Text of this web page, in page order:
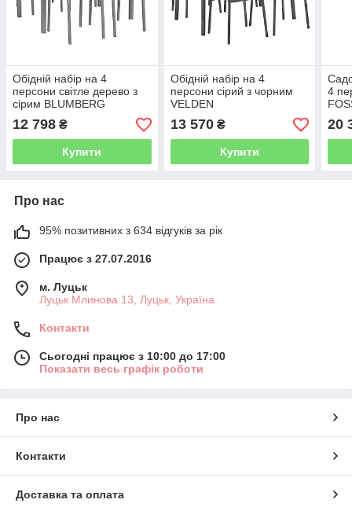
Обідній набір на 4
персони світле дерево з
сірим BLUMBERG
12 798 ₴
Купити
Обідній набір на 4
персони сірий з чорним
VELDEN
13 570₴
Купити
4
20
Про нас
95% позитивних з 634 відгуків за рік
Працює з 27.07.2016
м. Луцьк
Луцьк Млинова 13, Луцьк, Україна
Контакти
Сьогодні працює з 10:00 до 17:00
Показати весь графік роботи
Про нас
Контакти
Доставка та оплата